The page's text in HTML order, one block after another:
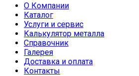
О Компании
Каталог
Услуги и сервис
Калькулятор металла
Справочник
Галерея
Доставка и оплата
Контакты